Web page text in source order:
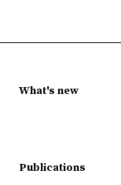
What's new
Publications